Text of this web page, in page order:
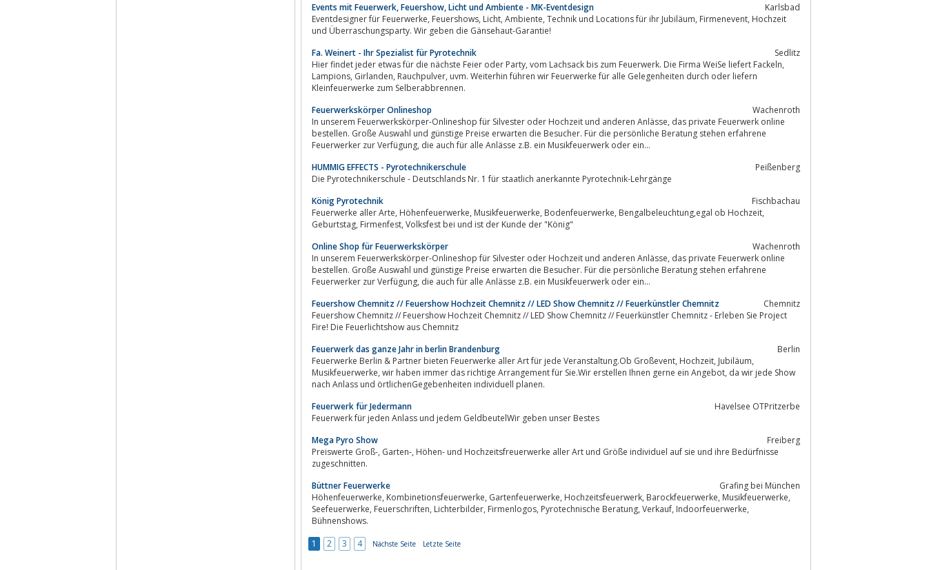
Events mit Feuerwerk, Feuershow, Licht und Ambiente - MK-Eventdesign
Karlsbad
Eventdesigner für Feuerwerke, Feuershows, Licht, Ambiente, Technik und Locations für ihr Jubiläum, Firmenevent, Hochzeit
und Überraschungsparty. Wir geben die Gänsehaut-Garantie!
Fa. Weinert - Ihr Spezialist für Pyrotechnik
Sedlitz
Hier findet jeder etwas für die nächste Feier oder Party, vom Lachsack bis zum Feuerwerk. Die Firma WeiSe liefert Fackeln,
Lampions, Girlanden, Rauchpulver, uvm. Weiterhin führen wir Feuerwerke für alle Gelegenheiten durch oder liefern
Kleinfeuerwerke zum Selberabbrennen.
Feuerwerkskörper Onlineshop
Wachenroth
In unserem Feuerwerkskörper-Onlineshop für Silvester oder Hochzeit und anderen Anlässe, das private Feuerwerk online
bestellen. Große Auswahl und günstige Preise erwarten die Besucher. Für die persönliche Beratung stehen erfahrene
Feuerwerker zur Verfügung, die auch für alle Anlässe z.B. ein Musikfeuerwerk oder ein...
HUMMIG EFFECTS - Pyrotechnikerschule
Peißenberg
Die Pyrotechnikerschule - Deutschlands Nr. 1 für staatlich anerkannte Pyrotechnik-Lehrgänge
König Pyrotechnik
Fischbachau
Feuerwerke aller Arte, Höhenfeuerwerke, Musikfeuerwerke, Bodenfeuerwerke, Bengalbeleuchtung,egal ob Hochzeit,
Geburtstag, Firmenfest, Volksfest bei und ist der Kunde der "König"
Online Shop für Feuerwerkskörper
Wachenroth
In unserem Feuerwerkskörper-Onlineshop für Silvester oder Hochzeit und anderen Anlässe, das private Feuerwerk online
bestellen. Große Auswahl und günstige Preise erwarten die Besucher. Für die persönliche Beratung stehen erfahrene
Feuerwerker zur Verfügung, die auch für alle Anlässe z.B. ein Musikfeuerwerk oder ein...
Feuershow Chemnitz // Feuershow Hochzeit Chemnitz // LED Show Chemnitz // Feuerkünstler Chemnitz
Chemnitz
Feuershow Chemnitz // Feuershow Hochzeit Chemnitz // LED Show Chemnitz // Feuerkünstler Chemnitz - Erleben Sie Project
Fire! Die Feuerlichtshow aus Chemnitz
Feuerwerk das ganze Jahr in berlin Brandenburg
Berlin
Feuerwerke Berlin & Partner bieten Feuerwerke aller Art für jede Veranstaltung.Ob Großevent, Hochzeit, Jubiläum,
Musikfeuerwerke, wir haben immer das richtige Arrangement für Sie.Wir erstellen Ihnen gerne ein Angebot, da wir jede Show
nach Anlass und örtlichenGegebenheiten individuell planen.
Feuerwerk für Jedermann
Havelsee OTPritzerbe
Feuerwerk für jeden Anlass und jedem GeldbeutelWir geben unser Bestes
Mega Pyro Show
Freiberg
Preiswerte Groß-, Garten-, Höhen- und Hochzeitsfreuerwerke aller Art und Größe individuel auf sie und ihre Bedürfnisse
zugeschnitten.
Büttner Feuerwerke
Grafing bei München
Höhenfeuerwerke, Kombinetionsfeuerwerke, Gartenfeuerwerke, Hochzeitsfeuerwerk, Barockfeuerwerke, Musikfeuerwerke,
Seefeuerwerke, Feuerschriften, Lichterbilder, Firmenlogos, Pyrotechnische Beratung, Verkauf, Indoorfeuerwerke,
Bühnenshows.
1
2 3 4 Nächste Seite Letzte Seite